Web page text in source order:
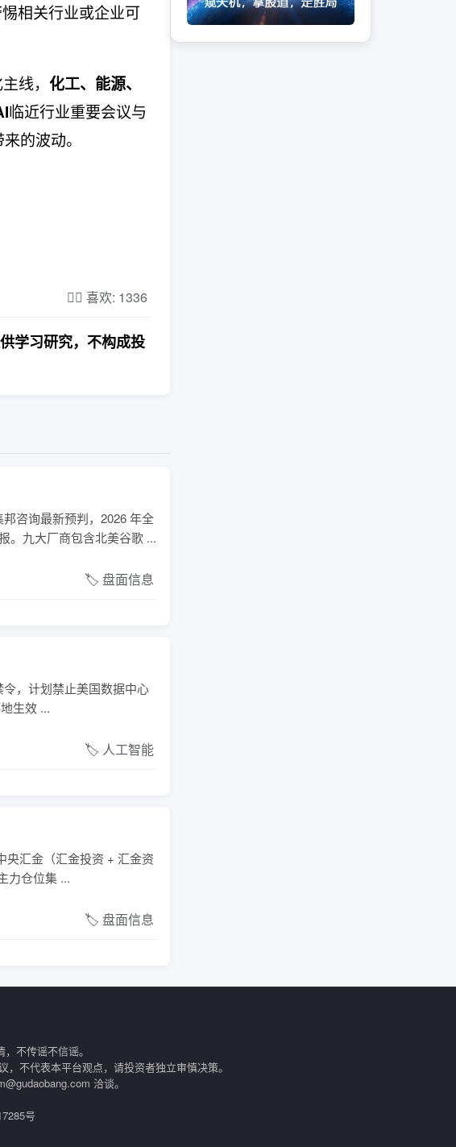
相关行业或企业可
线， 化工、能源、
临近行业重要会议与
的波动。
❤️‍🔥 喜欢: 1336
学习研究，不构成投
咨询最新预判，2026 年全
。九大厂商包含北美谷歌 ...
🏷️ 盘面信息
生效 ...
🏷️ 人工智能
央汇金（汇金投资 + 汇金资
力仓位集 ...
🏷️ 盘面信息
不传谣不信谣。
不代表本平台观点，请投资者独立审慎决策。
洽谈。
号